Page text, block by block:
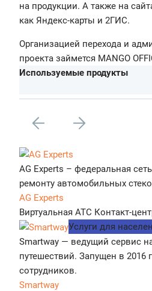
на продукции. А также на
как Яндекс-карты и 2ГИС.
Организацией перехода и
проекта займется MANGO
Используемые продукты
AG Experts – федеральная
ремонту автомобильных
AG Experts
Виртуальная АТС Контакт-
Услуги для
Smartway — ведущий сервис
путешествий. Запущен в 2016
сотрудников.
Smartway